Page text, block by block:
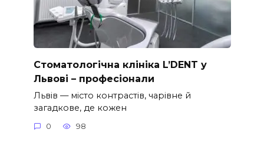
Стоматологічна клініка L’DENT у
Львові – професіонали
Львів — місто контрастів, чарівне й
загадкове, де кожен
0 98